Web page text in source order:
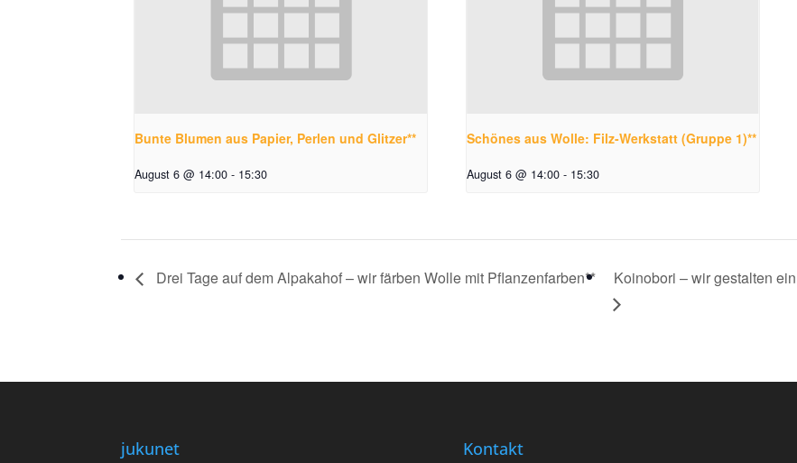
Bunte Blumen aus Papier, Perlen und Glitzer**
August 6 @ 14:00 - 15:30
Schönes aus Wolle: Filz-Werkstatt (Gruppe 1)**
August 6 @ 14:00 - 15:30
Drei Tage auf dem Alpakahof – wir färben Wolle mit Pflanzenfarben** Koinobori – wir gestalten
jukunet Kontakt